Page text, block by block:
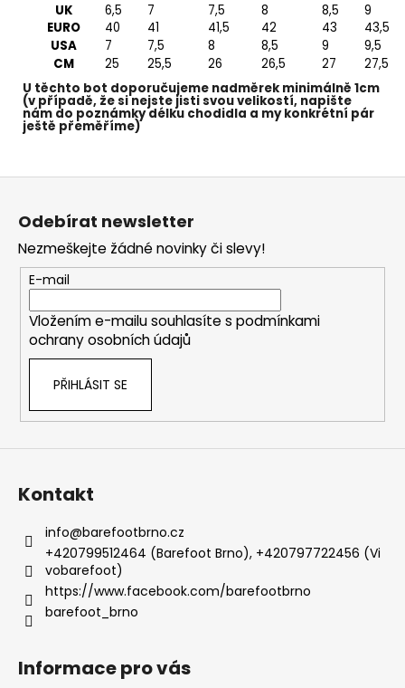
UK
6,5 7 7,5 8 8,5
9
EURO
40 41 41,5 42 43
43,5
USA
7 7,5 8 8,5 9
9,5
CM
25 25,5 26 26,5 27
27,5
U těchto bot doporučujeme nadměrek minimálně 1cm
(v případě, že si nejste jisti svou velikostí, napište
nám do poznámky délku chodidla a my konkrétní pár
ještě přeměříme)
Z
Odebírat newsletter
Nezmeškejte žádné novinky či slevy!
E-mail
Vložením e-mailu souhlasíte s podmínkami
ochrany osobních údajů
PŘIHLÁSIT SE
Kontakt
info@barefootbrno.cz
+420799512464 (Barefoot Brno), +420797722456 (Vi
vobarefoot)
https://www.facebook.com/barefootbrno
barefoot_brno
Informace pro vás